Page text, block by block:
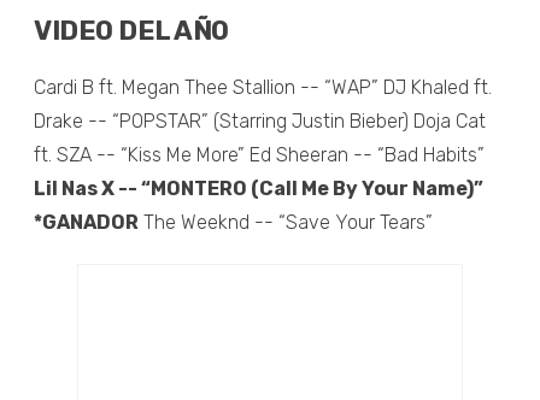
VIDEO DEL AÑO
Cardi B ft. Megan Thee Stallion -- “WAP” DJ Khaled ft.
Drake -- “POPSTAR” (Starring Justin Bieber) Doja Cat
ft. SZA -- “Kiss Me More” Ed Sheeran -- “Bad Habits”
Lil Nas X -- “MONTERO (Call Me By Your Name)”
*GANADOR The Weeknd -- “Save Your Tears”